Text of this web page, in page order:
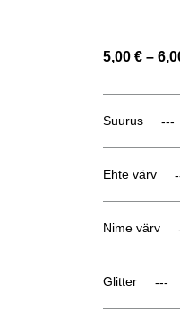
5,00 €–
Suurus
Ehte värv
Nime värv
Glitter